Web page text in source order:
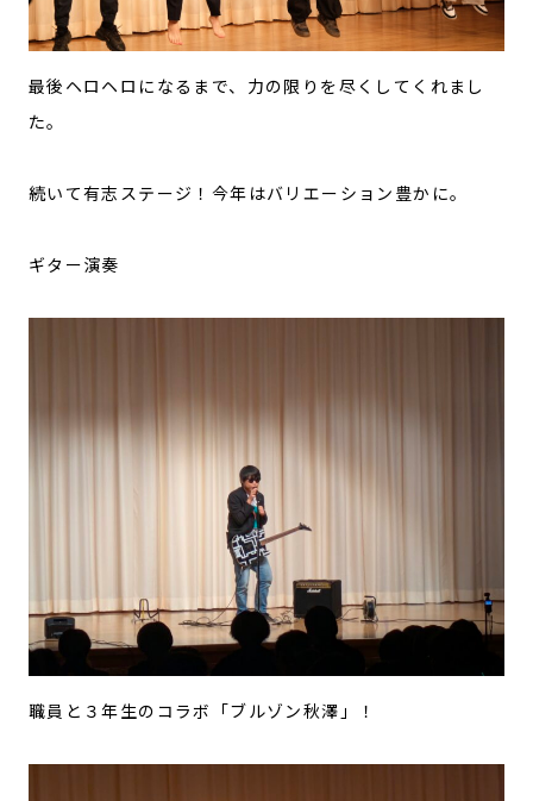
最後ヘロヘロになるまで、力の限りを尽くしてくれまし
た。
続いて有志ステージ！今年はバリエーション豊かに。
ギター演奏
職員と３年生のコラボ「ブルゾン秋澤」！